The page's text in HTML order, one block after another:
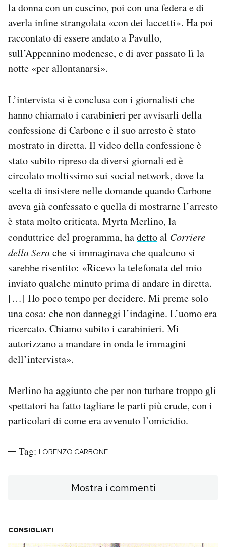
la donna con un cuscino, poi con una federa e di
averla infine strangolata «con dei laccetti». Ha poi
raccontato di essere andato a Pavullo,
sull’Appennino modenese, e di aver passato lì la
notte «per allontanarsi».
L’intervista si è conclusa con i giornalisti che
hanno chiamato i carabinieri per avvisarli della
confessione di Carbone e il suo arresto è stato
mostrato in diretta. Il video della confessione è
stato subito ripreso da diversi giornali ed è
circolato moltissimo sui social network, dove la
scelta di insistere nelle domande quando Carbone
aveva già confessato e quella di mostrarne l’arresto
è stata molto criticata. Myrta Merlino, la
conduttrice del programma, hadettoal Corriere
della Serache si immaginava che qualcuno si
sarebbe risentito: «Ricevo la telefonata del mio
inviato qualche minuto prima di andare in diretta.
[…] Ho poco tempo per decidere. Mi preme solo
una cosa: che non danneggi l’indagine. L’uomo era
ricercato. Chiamo subito i carabinieri. Mi
autorizzano a mandare in onda le immagini
dell’intervista».
Merlino ha aggiunto che per non turbare troppo gli
spettatori ha fatto tagliare le parti più crude, con i
particolari di come era avvenuto l’omicidio.
Tag: LORENZO CARBONE
Mostra i commenti
CONSIGLIATI